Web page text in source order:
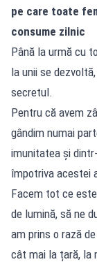
pe care toate
consume zilnic
Până la urmă cu
la unii se
secretul.
Pentru că avem
gândim numai
imunitatea și
împotriva acestei
Facem tot ce
de lumină, să ne
am prins o rază
cât mai la țară, la